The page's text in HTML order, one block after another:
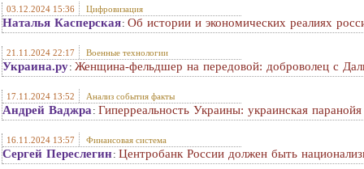
03.12.2024 15:36 Цифровизация
Наталья Касперская: Об истории и экономических реалиях
21.11.2024 22:17 Военные технологии
Украина.ру: Женщина-фельдшер на передовой: доброволец с
17.11.2024 13:52 Анализ события факты
Андрей Ваджра : Гиперреальность Украины: украинская
16.11.2024 13:57 Финансовая система
Сергей Переслегин: Центробанк России должен быть